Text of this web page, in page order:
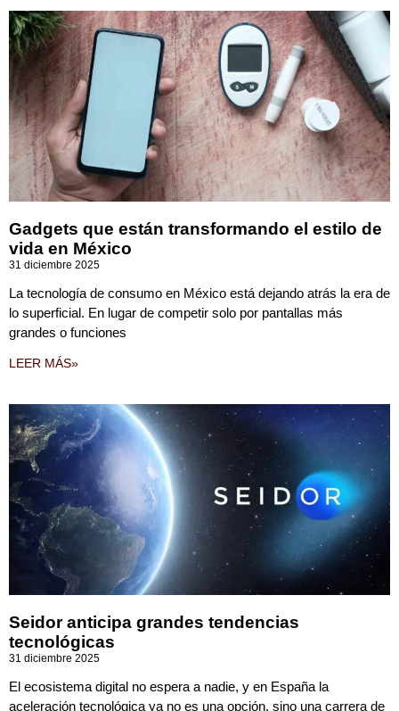
Gadgets que están transformando el estilo de
vida en México
31 diciembre 2025
La tecnología de consumo en México está dejando atrás la era de
lo superficial. En lugar de competir solo por pantallas más
grandes o funciones
LEER MÁS»
Seidor anticipa grandes tendencias
tecnológicas
31 diciembre 2025
El ecosistema digital no espera a nadie, y en España la
aceleración tecnológica ya no es una opción, sino una carrera de